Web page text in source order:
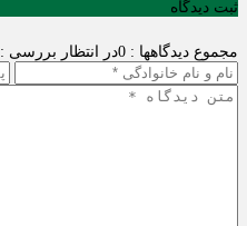
ثبت دیدگاه
مجموع دیدگاهها : 0 در انتظار بررسی : 0